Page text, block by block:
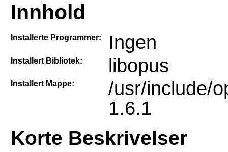
Innhold
Installerte Programmer: Ingen
Installert Bibliotek: libopus
Installert Mappe:
/usr/include/
1.6.1
Korte Beskrivelser